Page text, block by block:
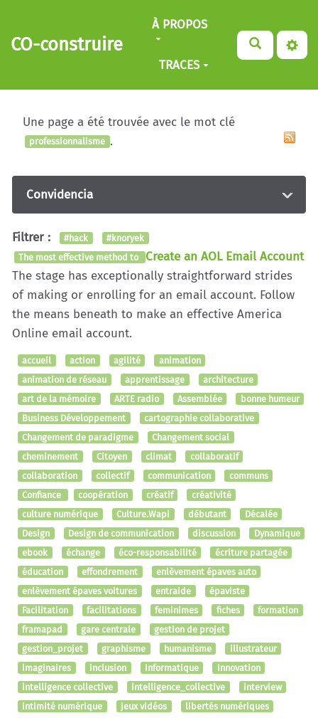
Aller au contenu principal
CO-construire
À PROPOS
TRACES
Une page a été trouvée avec le mot clé
professionnalisme .
Convidencia
Filtrer : #hack
#knoryek
The most effective method to Create an AOL Email Account
The stage has exceptionally straightforward strides
of making or enrolling for an email account. Follow
the means beneath to make an effective America
Online email account.
accueil action agilité
animation
animation de réseau
apprentissage
architecture
art de la mémoire
ARTE radio Assemblée
bonne humeur
Business Développement
cartographie collaborative
Changement de paradigme
Changement social
cheminement
Citoyen climat
collaboratif
collaboration
collectif communication
communs
Confiance
coopération créatif
créativité
culture numérique
Culture.Wapi débutant
Décalée
Design
Design de communication discussion
Dynamique
ebook
échange éco-responsabilité
écriture partagée
éducation
effondrement
enlèvement épaves auto
enlèvement épaves voitures
entraide
épaviste
Facilitation
facilitations feminimes fiches
formation
framapad
gare centrale
gestion de projet
gestion_projet
graphisme humanisme
illustrateur
imaginaires
inclusion Informatique
Innovation
intelligence collective
intelligence_collective
interview
intimité numérique
jeux vidéos
libertés numériques